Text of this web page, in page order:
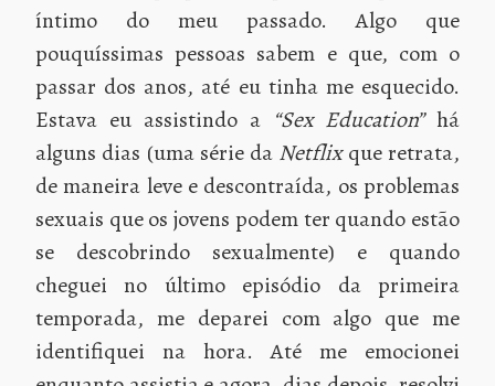
íntimo do meu passado. Algo que
pouquíssimas pessoas sabem e que, com o
passar dos anos, até eu tinha me esquecido.
Estava eu assistindo a “Sex Education”há
alguns dias (uma série da Netflixque retrata,
de maneira leve e descontraída, os problemas
sexuais que os jovens podem ter quando estão
se descobrindo sexualmente) e quando
cheguei no último episódio da primeira
temporada, me deparei com algo que me
identifiquei na hora. Até me emocionei